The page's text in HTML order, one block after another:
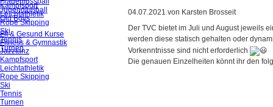
Jugendfußball
Old Boys
Fit & Gesund Kurse
Fitness & Gymnastik
Jazztanz
Kampfsport
Leichtathletik
Rope Skipping
Ski
Tennis
Turnen
04.07.2021 von Karsten Brosseit
Der TVC bietet im Juli und August jeweils
werden diese statisch gehalten oder
Vorkenntnisse sind nicht erforderlich
Die genauen Einzelheiten könnt ihr den
Kampfsport
Leichtathletik
Rope Skipping
Ski
Tennis
Turnen